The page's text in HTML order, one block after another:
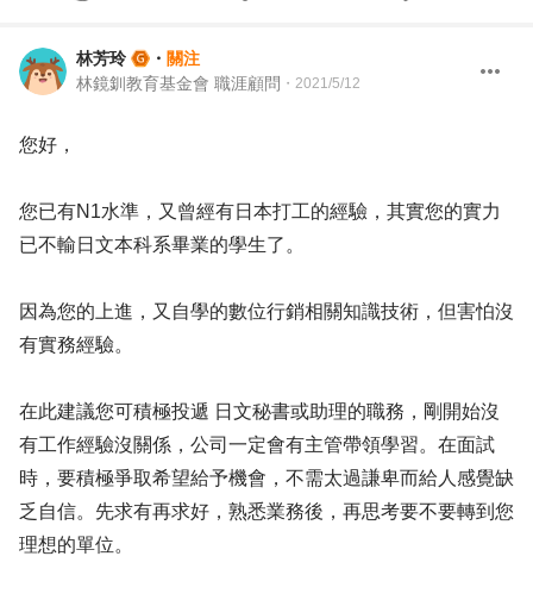
林芳玲 ・ 關注
林鏡釧教育基金會 職涯顧問 ・ 2021/5/12
您好，
您已有N1水準，又曾經有日本打工的經驗，其實您的實力
已不輸日文本科系畢業的學生了。
因為您的上進，又自學的數位行銷相關知識技術，但害怕沒
有實務經驗。
在此建議您可積極投遞 日文秘書或助理的職務，剛開始沒
有工作經驗沒關係，公司一定會有主管帶領學習。在面試
時，要積極爭取希望給予機會，不需太過謙卑而給人感覺缺
乏自信。先求有再求好，熟悉業務後，再思考要不要轉到您
理想的單位。